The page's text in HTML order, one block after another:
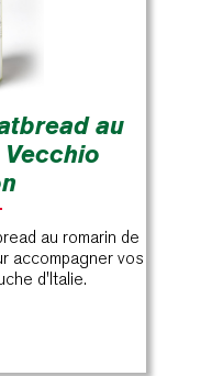
au
au romarin de
accompagner vos
d'Italie.